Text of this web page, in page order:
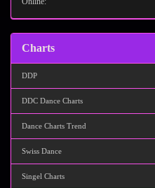
Charts
DDP
DDC Dance Charts
Dance Charts Trend
Swiss Dance
Singel Charts